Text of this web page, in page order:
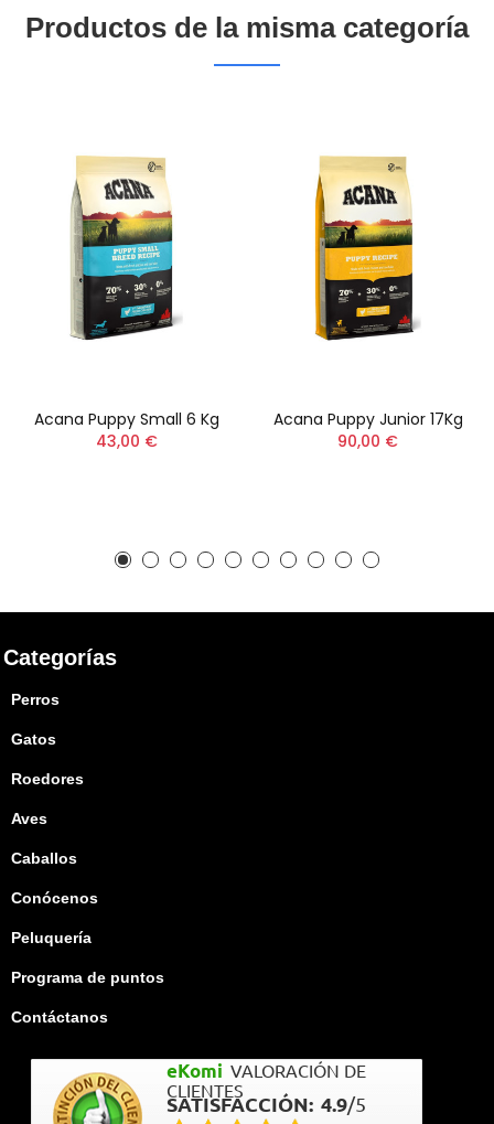
Productos de la misma categoría
Acana Puppy Small 6 Kg
43,00 €
Acana Puppy Junior 17Kg
90,00 €
Categorías
Perros
Gatos
Roedores
Aves
Caballos
Conócenos
Peluquería
Programa de puntos
Contáctanos
eKomi VALORACIÓN DE
CLIENTES
SATISFACCIÓN: 4.9/5